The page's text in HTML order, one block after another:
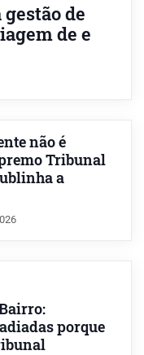
de
de e
não é
Tribunal
a
porque